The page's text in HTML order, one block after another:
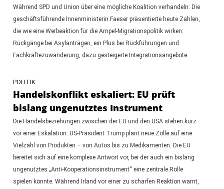
Während SPD und Union über eine mögliche Koalition verhandeln: Die
geschäftsführende Innenministerin Faeser präsentierte heute Zahlen,
die wie eine Werbeaktion für die Ampel-Migrationspolitik wirken:
Rückgänge bei Asylanträgen, ein Plus bei Rückführungen und
Fachkräftezuwanderung, dazu gesteigerte Integrationsangebote.
POLITIK
Handelskonflikt eskaliert: EU prüft
bislang ungenutztes Instrument
Die Handelsbeziehungen zwischen der EU und den USA stehen kurz
vor einer Eskalation. US-Präsident Trump plant neue Zölle auf eine
Vielzahl von Produkten – von Autos bis zu Medikamenten. Die EU
bereitet sich auf eine komplexe Antwort vor, bei der auch ein bislang
ungenutztes „Anti-Kooperationsinstrument“ eine zentrale Rolle
spielen könnte. Während Irland vor einer zu scharfen Reaktion warnt,